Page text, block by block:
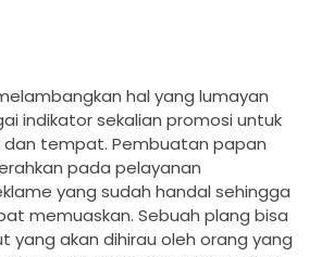
hal yang lumayan
indikator sekalian promosi untuk
dan tempat. Pembuatan papan
pada pelayanan
yang sudah handal sehingga
memuaskan. Sebuah plang bisa
yang akan dihirau oleh orang yang